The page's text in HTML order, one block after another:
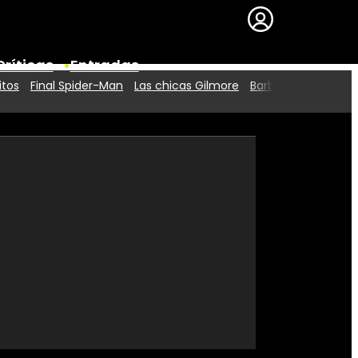
Entradas
Premios
Final Spider-Man Las chicas Gilmore Barbie 2